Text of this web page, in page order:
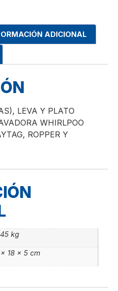
ADICIONAL
LEVA Y PLATO
WHIRLPOO
ROPPER Y
kg
× 18 × 5 cm